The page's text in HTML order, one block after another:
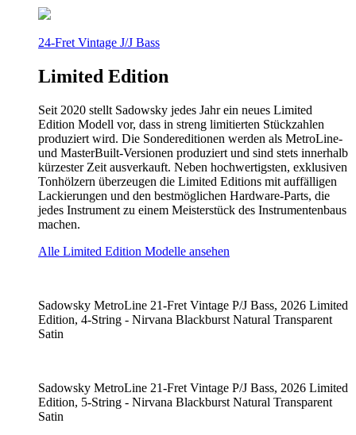
24-Fret Vintage J/J Bass
Limited Edition
Seit 2020 stellt Sadowsky jedes Jahr ein neues Limited
Edition Modell vor, dass in streng limitierten Stückzahlen
produziert wird. Die Sondereditionen werden als MetroLine-
und MasterBuilt-Versionen produziert und sind stets innerhalb
kürzester Zeit ausverkauft. Neben hochwertigsten, exklusiven
Tonhölzern überzeugen die Limited Editions mit auffälligen
Lackierungen und den bestmöglichen Hardware-Parts, die
jedes Instrument zu einem Meisterstück des Instrumentenbaus
machen.
Alle Limited Edition Modelle ansehen
Sadowsky MetroLine 21-Fret Vintage P/J Bass, 2026 Limited
Edition, 4-String - Nirvana Blackburst Natural Transparent
Satin
Sadowsky MetroLine 21-Fret Vintage P/J Bass, 2026 Limited
Edition, 5-String - Nirvana Blackburst Natural Transparent
Satin